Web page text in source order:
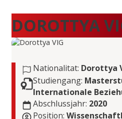
DOROTTYA
Nationalitat: Dorottya
Studiengang:
Internationale
Abschlussjahr: 2020
Position: